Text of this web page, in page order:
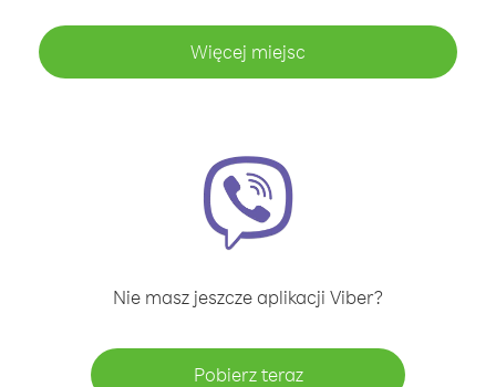
Więcej miejsc
Nie masz jeszcze aplikacji Viber?
Pobierz teraz